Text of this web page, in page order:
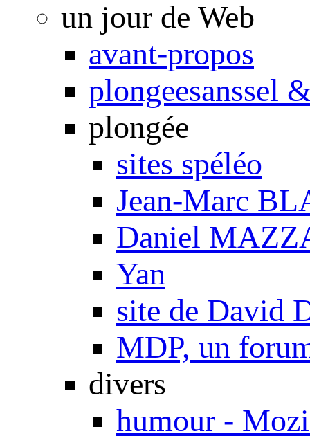
un jour de Web
avant-propos
plongeesanssel
plongée
sites spéléo
Jean-Marc
Daniel
Yan
site de David
MDP, un
divers
humour -